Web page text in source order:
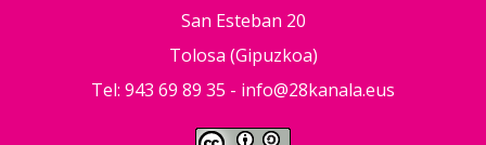
San Esteban 20
Tolosa (Gipuzkoa)
Tel: 943 69 89 35 - info@28kanala.eus